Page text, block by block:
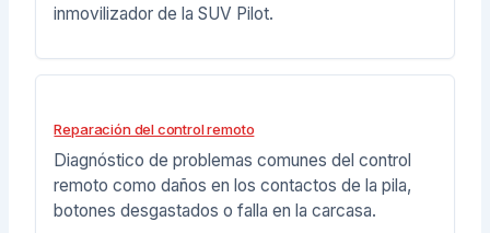
inmovilizador de la SUV Pilot.
Reparación del control remoto
Diagnóstico de problemas comunes del control
remoto como daños en los contactos de la pila,
botones desgastados o falla en la carcasa.